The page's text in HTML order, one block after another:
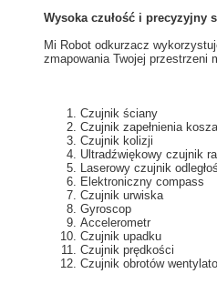
Wysoka czułość i precyzyjny
Mi Robot odkurzacz
zmapowania Twojej przestrzeni
Czujnik ściany
Czujnik zapełnienia kosza
Czujnik kolizji
Ultradźwiękowy czujnik
Laserowy czujnik
Elektroniczny compass
Czujnik urwiska
Gyroscop
Accelerometr
Czujnik upadku
Czujnik prędkości
Czujnik obrotów